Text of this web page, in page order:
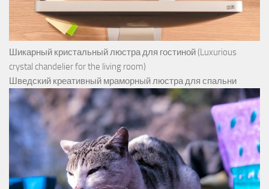
Шикарный кристальный люстра для гостиной (Luxurious
crystal chandelier for the living room)
Шведский креативный мраморный люстра для спальни